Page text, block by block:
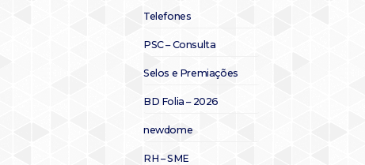
Telefones
PSC – Consulta
Selos e Premiações
BD Folia – 2026
newdome
RH – SME